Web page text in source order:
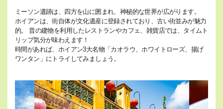
ミーソン遺跡は、四方を山に囲まれ、神秘的な世界が広がります。
ホイアンは、街自体が文化遺産に登録されており、古い街並みが魅力
的。 昔の建物を利用したレストランやカフェ、雑貨店では、タイムト
リップ気分が味わえます！
時間があれば、ホイアン3大名物「カオラウ、ホワイトローズ、揚げ
ワンタン」にトライしてみましょう。